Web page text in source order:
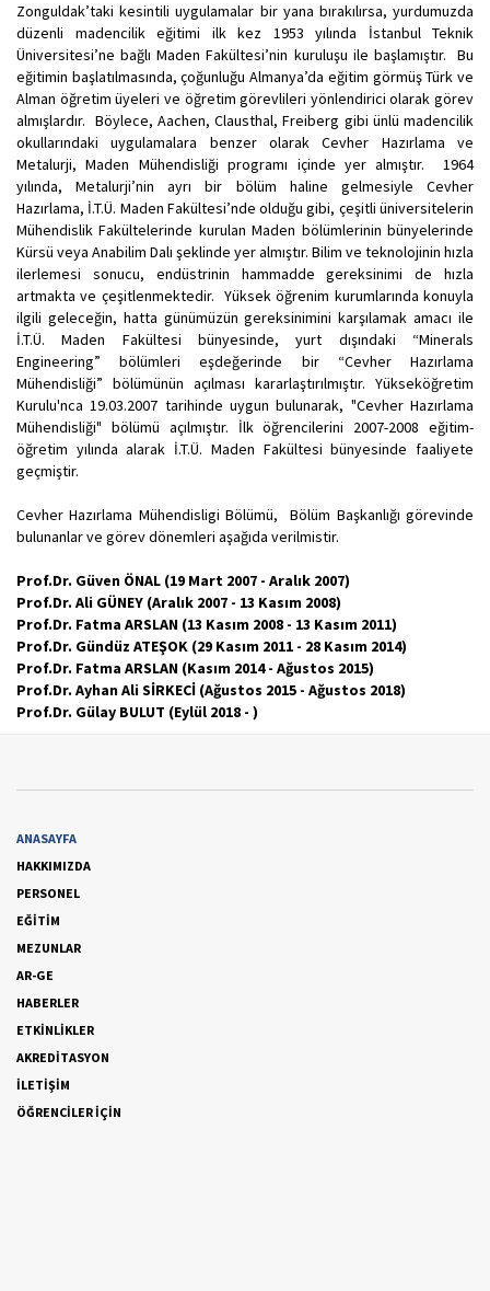
Zonguldak’taki kesintili uygulamalar bir yana bırakılırsa, yurdumuzda
düzenli madencilik eğitimi ilk kez 1953 yılında İstanbul Teknik
Üniversitesi’ne bağlı Maden Fakültesi’nin kuruluşu ile başlamıştır. Bu
eğitimin başlatılmasında, çoğunluğu Almanya’da eğitim görmüş Türk ve
Alman öğretim üyeleri ve öğretim görevlileri yönlendirici olarak görev
almışlardır. Böylece, Aachen, Clausthal, Freiberg gibi ünlü madencilik
okullarındaki uygulamalara benzer olarak Cevher Hazırlama ve
Metalurji, Maden Mühendisliği programı içinde yer almıştır. 1964
yılında, Metalurji’nin ayrı bir bölüm haline gelmesiyle Cevher
Hazırlama, İ.T.Ü. Maden Fakültesi’nde olduğu gibi, çeşitli üniversitelerin
Mühendislik Fakültelerinde kurulan Maden bölümlerinin bünyelerinde
Kürsü veya Anabilim Dalı şeklinde yer almıştır. Bilim ve teknolojinin hızla
ilerlemesi sonucu, endüstrinin hammadde gereksinimi de hızla
artmakta ve çeşitlenmektedir. Yüksek öğrenim kurumlarında konuyla
ilgili geleceğin, hatta günümüzün gereksinimini karşılamak amacı ile
İ.T.Ü. Maden Fakültesi bünyesinde, yurt dışındaki “Minerals
Engineering” bölümleri eşdeğerinde bir “Cevher Hazırlama
Mühendisliği” bölümünün açılması kararlaştırılmıştır. Yükseköğretim
Kurulu'nca 19.03.2007 tarihinde uygun bulunarak, "Cevher Hazırlama
Mühendisliği" bölümü açılmıştır. İlk öğrencilerini 2007-2008 eğitim-
öğretim yılında alarak İ.T.Ü. Maden Fakültesi bünyesinde faaliyete
geçmiştir.
Cevher Hazırlama Mühendisligi Bölümü, Bölüm Başkanlığı görevinde
bulunanlar ve görev dönemleri aşağıda verilmistir.
Prof.Dr. Güven ÖNAL (19 Mart 2007 - Aralık 2007)
Prof.Dr. Ali GÜNEY (Aralık 2007 - 13 Kasım 2008)
Prof.Dr. Fatma ARSLAN (13 Kasım 2008 - 13 Kasım 2011)
Prof.Dr. Gündüz ATEŞOK (29 Kasım 2011 - 28 Kasım 2014)
Prof.Dr. Fatma ARSLAN (Kasım 2014 - Ağustos 2015)
Prof.Dr. Ayhan Ali SİRKECİ (Ağustos 2015 - Ağustos 2018)
Prof.Dr. Gülay BULUT (Eylül 2018 - )
ANASAYFA
HAKKIMIZDA
PERSONEL
EĞİTİM
MEZUNLAR
AR-GE
HABERLER
ETKİNLİKLER
AKREDİTASYON
İLETİŞİM
ÖĞRENCİLER İÇİN